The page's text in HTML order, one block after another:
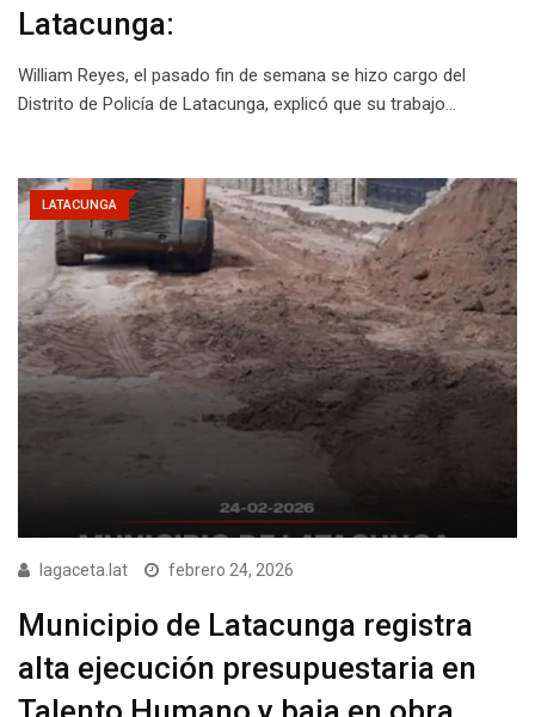
Latacunga:
William Reyes, el pasado fin de semana se hizo cargo del
Distrito de Policía de Latacunga, explicó que su trabajo…
LATACUNGA
lagaceta.lat febrero 24, 2026
Municipio de Latacunga registra
alta ejecución presupuestaria en